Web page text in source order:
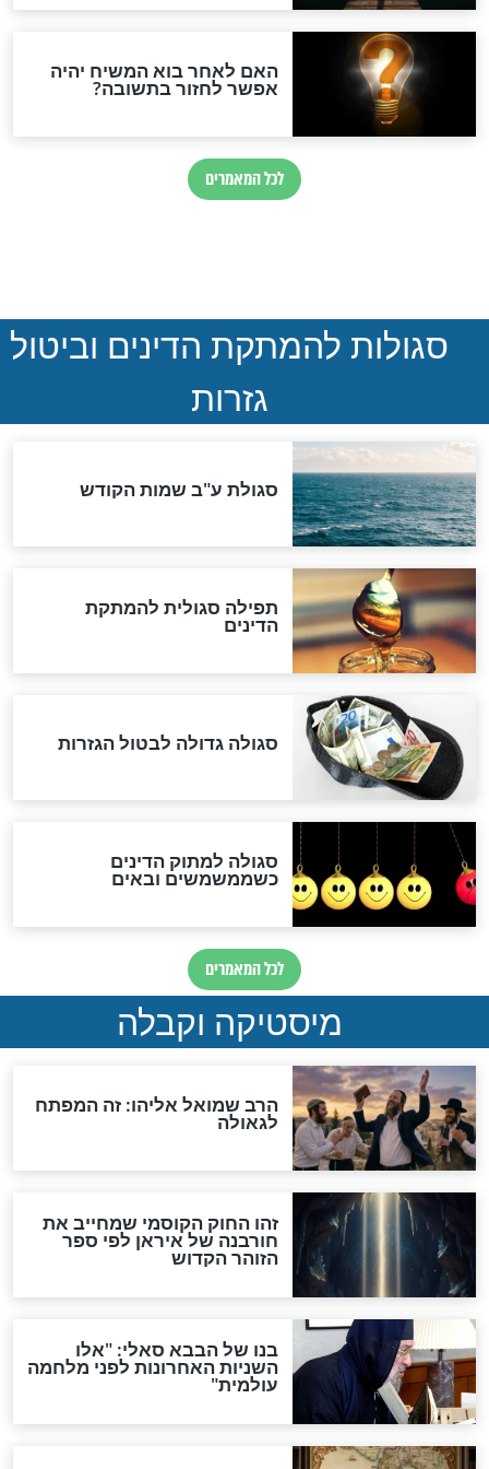
הותר לפרסום: לוחמי מילואים
נהרגו בדרום לבנון
ההסכם החשאי של טראמפ
המסמך האבוד שנחשף
במרתפי מוסקבה: כתב היד
הנדיר של הרשב"ם התגלה
"מודה לקב"ה על כל השנים"
לכל המאמרים
אחרית הימים
האם אפשר לחשב את הקץ?
מה יהיה בימות המשיח?
"לפני הגאולה תהיה אפיקורסות
והכחשה גדולה מאוד של
האמונה"
האם לאחר בוא המשיח יהיה
אפשר לחזור בתשובה?
לכל המאמרים